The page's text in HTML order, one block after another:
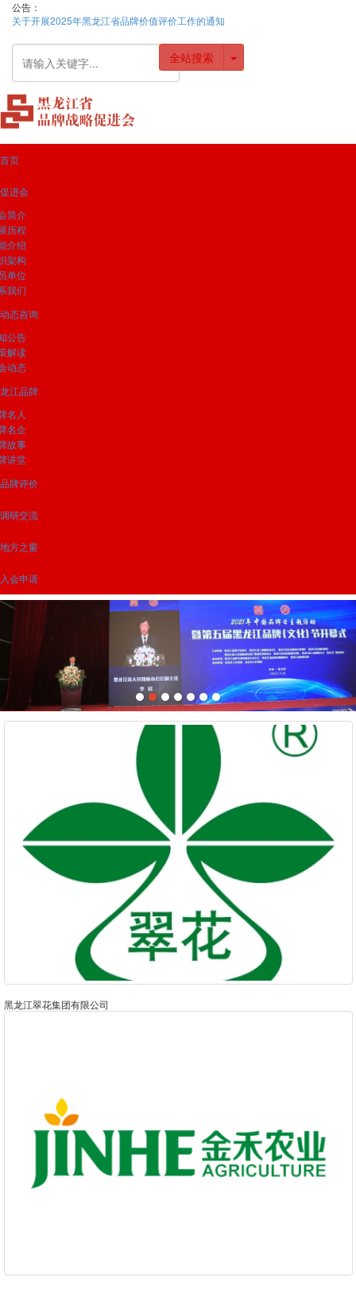
公告：
关于开展2025年黑龙江省品牌价值评价工作的通知
全站搜索
首页
促进会
简介
历程
介绍
架构
单位
我们
动态咨询
公告
解读
动态
龙江品牌
名人
名企
故事
讲堂
品牌评价
调研交流
地方之窗
入会申请
黑龙江翠花集团有限公司